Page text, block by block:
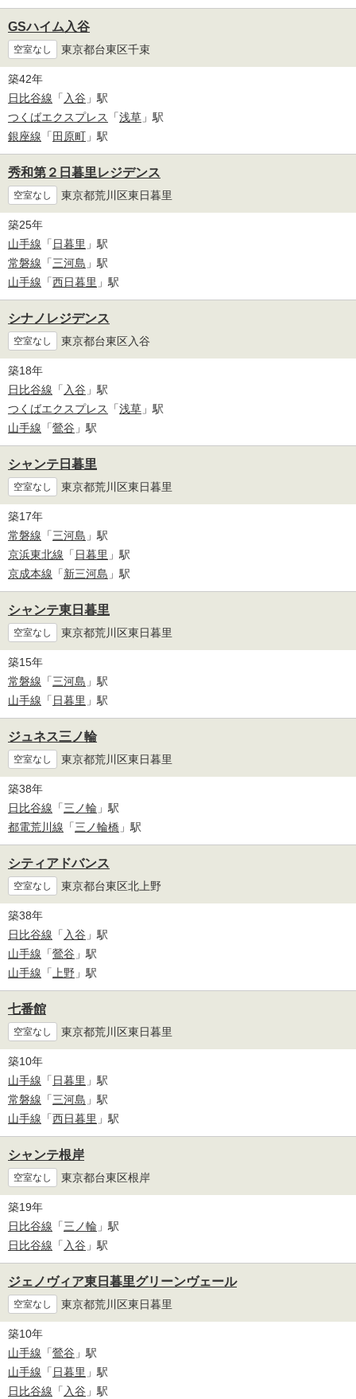
GSハイム入谷
空室なし 東京都台東区千束
築42年
日比谷線 「 入谷 」駅
つくばエクスプレス
「浅草 」駅
銀座線 「 田原町 」駅
秀和第２日暮里レジデンス
空室なし 東京都荒川区東日暮里
築25年
山手線 「 日暮里 」駅
常磐線 「三河島 」駅
山手線 「西日暮里 」駅
シナノレジデンス
空室なし 東京都台東区入谷
築18年
日比谷線 「 入谷 」駅
つくばエクスプレス
「浅草 」駅
山手線 「鶯谷 」駅
シャンテ日暮里
空室なし 東京都荒川区東日暮里
築17年
常磐線 「三河島 」駅
京浜東北線 「 日暮里 」駅
京成本線 「新三河島 」駅
シャンテ東日暮里
空室なし 東京都荒川区東日暮里
築15年
常磐線 「三河島 」駅
山手線 「 日暮里 」駅
ジュネス三ノ輪
空室なし 東京都荒川区東日暮里
築38年
日比谷線 「三ノ輪 」駅
都電荒川線 「三ノ輪橋 」駅
シティアドバンス
空室なし 東京都台東区北上野
築38年
日比谷線 「 入谷 」駅
山手線 「鶯谷 」駅
山手線 「 上野 」駅
七番館
空室なし 東京都荒川区東日暮里
築10年
山手線 「 日暮里 」駅
常磐線 「三河島 」駅
山手線 「西日暮里 」駅
シャンテ根岸
空室なし 東京都台東区根岸
築19年
日比谷線 「三ノ輪 」駅
日比谷線 「 入谷 」駅
ジェノヴィア東日暮里グリーンヴェール
空室なし 東京都荒川区東日暮里
築10年
山手線 「鶯谷 」駅
山手線 「 日暮里 」駅
日比谷線 「 入谷 」駅